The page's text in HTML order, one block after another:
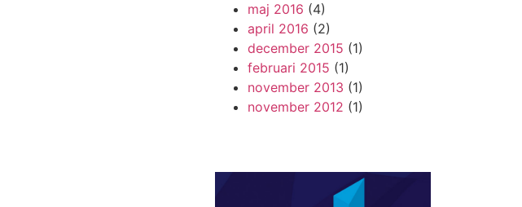
maj 2016 (4)
april 2016 (2)
december 2015 (1)
februari 2015 (1)
november 2013 (1)
november 2012 (1)